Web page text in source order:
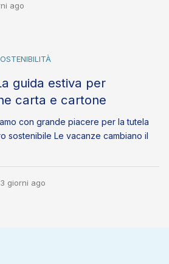
ago
guida estiva per
carta e cartone
con grande piacere per la tutela
sostenibile Le vacanze cambiano il
3 giorni ago